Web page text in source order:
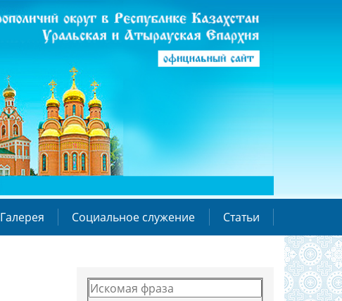
Галерея Социальное служение Статьи